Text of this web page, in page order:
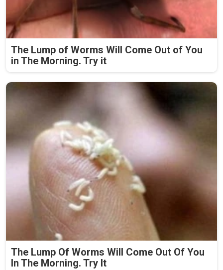
The Lump of Worms Will Come Out of You
in The Morning. Try it
The Lump Of Worms Will Come Out Of You
In The Morning. Try It